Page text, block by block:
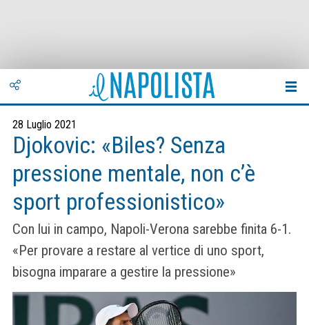
28 Luglio 2021
Djokovic: «Biles? Senza
pressione mentale, non c’è
sport professionistico»
Con lui in campo, Napoli-Verona sarebbe finita 6-1.
«Per provare a restare al vertice di uno sport,
bisogna imparare a gestire la pressione»